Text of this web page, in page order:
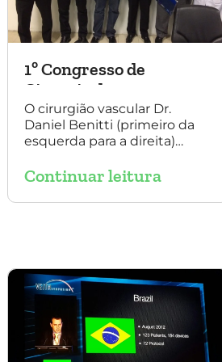
1º Congresso de
Cirurgia da
Universidade Santo
Amaro
O cirurgião vascular Dr.
Daniel Benitti (primeiro da
esquerda para a direita)
de Cirurgia da Universidade
casos de cirurgia
Amato e do Dr. Adnam
Neser.
Continuar leitura